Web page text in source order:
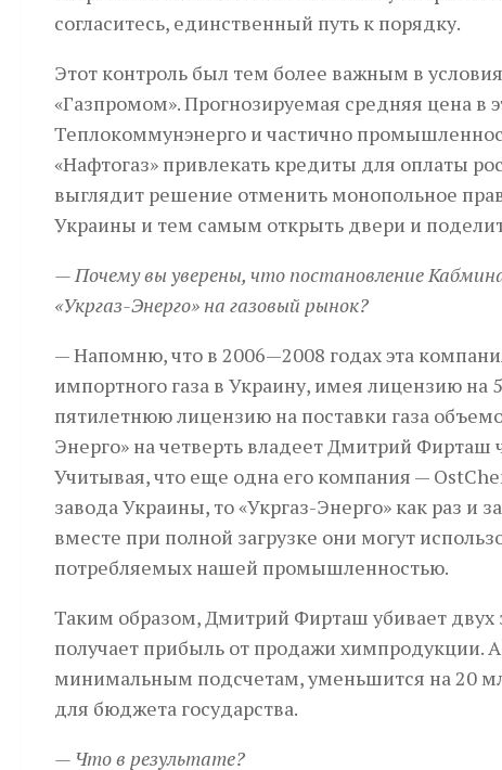
согласитесь, единственный путь к порядку.
Этот контроль был тем более важным в
«Газпромом». Прогнозируемая средняя цена в
Теплокоммунэнерго и частично
«Нафтогаз» привлекать кредиты для оплаты
выглядит решение отменить монопольное
Украины и тем самым открыть двери и
— Почему вы уверены, что постановление
«Укргаз-Энерго» на газовый рынок?
— Напомню, что в 2006—2008 годах эта
импортного газа в Украину, имея лицензию
пятилетнюю лицензию на поставки газа
Энерго» на четверть владеет Дмитрий Фирташ
Учитывая, что еще одна его компания —
завода Украины, то «Укргаз-Энерго» как раз и
вместе при полной загрузке они могут
потребляемых нашей промышленностью.
Таким образом, Дмитрий Фирташ убивает двух
получает прибыль от продажи химпродукции.
минимальным подсчетам, уменьшится на 20
для бюджета государства.
— Что в результате?